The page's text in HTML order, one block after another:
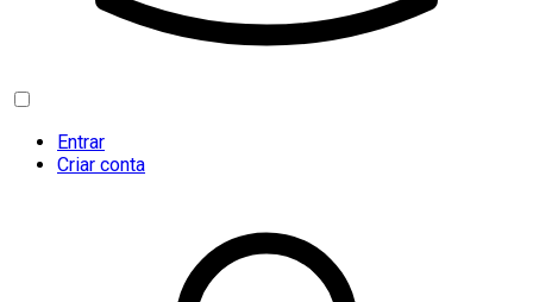
Entrar
Criar conta